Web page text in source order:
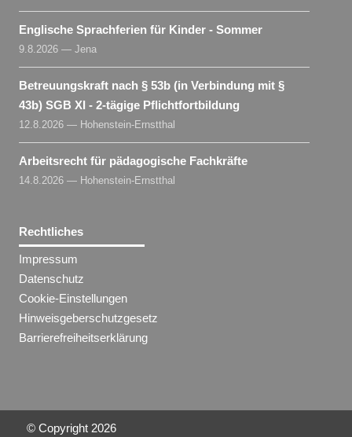
Englische Sprachferien für Kinder - Sommer
9.8.2026 — Jena
Betreuungskraft nach § 53b (in Verbindung mit §
43b) SGB XI - 2-tägige Pflichtfortbildung
12.8.2026 — Hohenstein-Ernstthal
Arbeitsrecht für pädagogische Fachkräfte
14.8.2026 — Hohenstein-Ernstthal
Rechtliches
Impressum
Datenschutz
Cookie-Einstellungen
Hinweisgeberschutzgesetz
Barrierefreiheitserklärung
© Copyright 2026